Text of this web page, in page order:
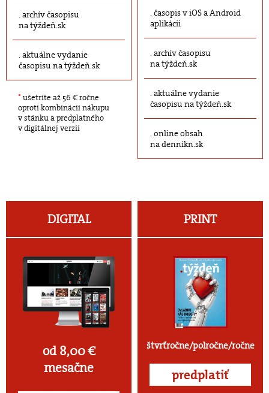
archív časopisu
na týždeň.sk
aktuálne vydanie
časopisu na týždeň.sk
* ušetríte až 56 € ročne
oproti kombinácii nákupu
v stánku a predplatného
v digitálnej verzii
časopis v iOS a Android
aplikácii
archív časopisu
na týždeň.sk
aktuálne vydanie
časopisu na týždeň.sk
online obsah
na dennikn.sk
DIGITAL
od 8,00 €
mesačne
PRINT
štvrťročne/polročne/ročne
predplatiť